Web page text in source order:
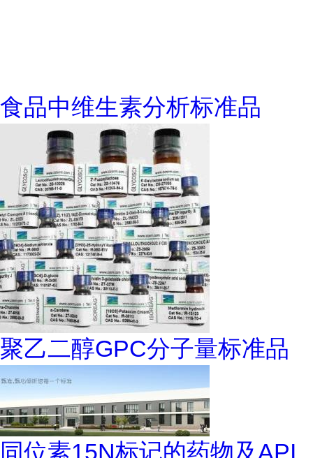
食品中维生素分析标准品
聚乙二醇GPC分子量标准品
同位素15N标记的药物及API